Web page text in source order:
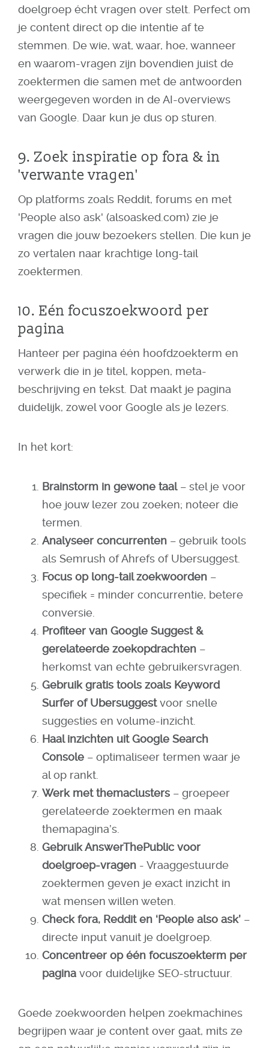
doelgroep écht vragen over stelt. Perfect om
je content direct op die intentie af te
stemmen. De wie, wat, waar, hoe, wanneer
en waarom-vragen zijn bovendien juist de
zoektermen die samen met de antwoorden
weergegeven worden in de AI-overviews
van Google. Daar kun je dus op sturen.
9. Zoek inspiratie op fora & in
'verwante vragen'
Op platforms zoals Reddit, forums en met
'People also ask' (alsoasked.com) zie je
vragen die jouw bezoekers stellen. Die kun je
zo vertalen naar krachtige long-tail
zoektermen.
10. Eén focuszoekwoord per
pagina
Hanteer per pagina één hoofdzoekterm en
verwerk die in je titel, koppen, meta-
beschrijving en tekst. Dat maakt je pagina
duidelijk, zowel voor Google als je lezers.
In het kort:
Brainstorm in gewone taal– stel je voor
hoe jouw lezer zou zoeken; noteer die
termen.
Analyseer concurrenten – gebruik tools
als Semrush of Ahrefs of Ubersuggest.
Focus op long-tail zoekwoorden –
specifiek = minder concurrentie, betere
conversie.
Profiteer van Google Suggest &
gerelateerde zoekopdrachten –
herkomst van echte gebruikersvragen.
Gebruik gratis tools zoals Keyword
Surfer of Ubersuggestvoor snelle
suggesties en volume-inzicht.
Haal inzichten uit Google Search
Console – optimaliseer termen waar je
al op rankt.
Werk met themaclusters – groepeer
gerelateerde zoektermen en maak
themapagina’s.
Gebruik AnswerThePublic voor
doelgroep-vragen - Vraaggestuurde
zoektermen geven je exact inzicht in
wat mensen willen weten.
Check fora, Reddit en ‘People also ask’ –
directe input vanuit je doelgroep.
Concentreer op één focuszoekterm per
pagina voor duidelijke SEO-structuur.
Goede zoekwoorden helpen zoekmachines
begrijpen waar je content over gaat, mits ze